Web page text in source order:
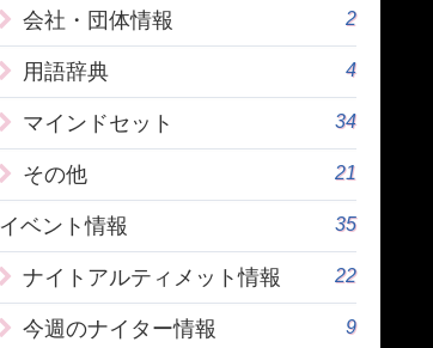
会社・団体情報 2
用語辞典 4
マインドセット 34
その他 21
イベント情報 35
ナイトアルティメット情報 22
今週のナイター情報 9